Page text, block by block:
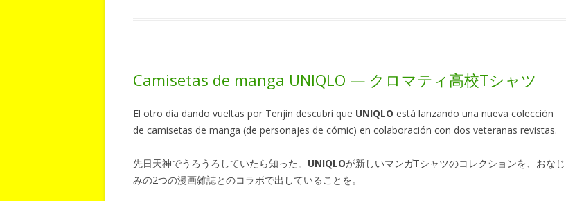
Camisetas de manga UNIQLO — クロマティ高校Tシャツ
El otro día dando vueltas por Tenjin descubrí que UNIQLO está lanzando una nueva colección
de camisetas de manga (de personajes de cómic) en colaboración con dos veteranas revistas.
先日天神でうろうろしていたら知った。 UNIQLOが新しいマンガTシャツのコレクションを、おなじ
みの2つの漫画雑誌とのコラボで出していることを。